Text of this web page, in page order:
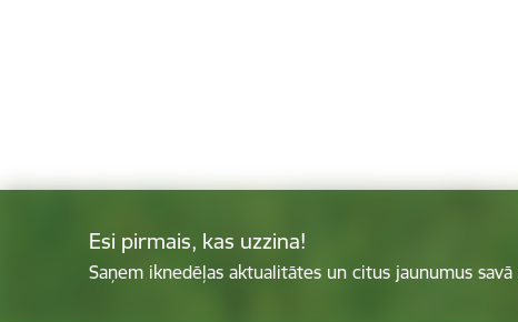
Esi pirmais, kas uzzina!
Saņem iknedēļas aktualitātes un citus jaunumus savā